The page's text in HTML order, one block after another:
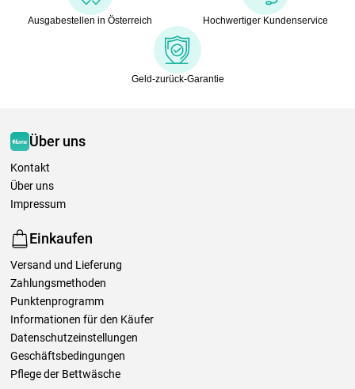
Ausgabestellen in Österreich Hochwertiger Kundenservice
Geld-zurück-Garantie
Über uns
Kontakt
Über uns
Impressum
Einkaufen
Versand und Lieferung
Zahlungsmethoden
Punktenprogramm
Informationen für den Käufer
Datenschutzeinstellungen
Geschäftsbedingungen
Pflege der Bettwäsche